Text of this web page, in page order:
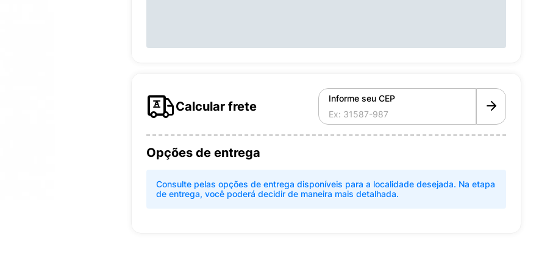
Calcular frete
Informe seu CEP
Opções de entrega
Consulte pelas opções de entrega disponíveis para a localidade desejada. Na etapa
de entrega, você poderá decidir de maneira mais detalhada.